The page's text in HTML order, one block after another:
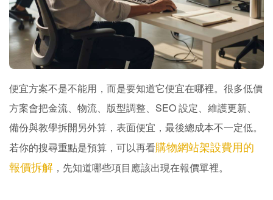
便宜方案不是不能用，而是要知道它便宜在哪裡。很多低價
方案會把金流、物流、版型調整、SEO 設定、維護更新、
備份與教學拆開另外算，表面便宜，最後總成本不一定低。
若你的搜尋重點是預算，可以再看購物網站架設費用的
報價拆解 ，先知道哪些項目應該出現在報價單裡。